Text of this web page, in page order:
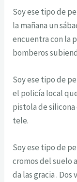
Soy ese tipo de
la mañana un
encuentra con la
bomberos
Soy ese tipo de
el policía local
pistola de
tele.
Soy ese tipo de
cromos del suelo
da las gracia . Dos